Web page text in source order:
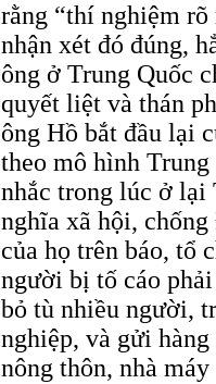
rằng “thí nghiệm
nhận xét đó đúng,
ông ở Trung Quốc
quyết liệt và thán
ông Hồ bắt đầu lại
theo mô hình
nhắc trong lúc ở lại
nghĩa xã hội,
của họ trên báo, tổ
người bị tố cáo
bỏ tù nhiều người,
nghiệp, và gửi
nông thôn, nhà